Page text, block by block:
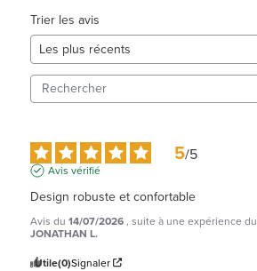
Trier les avis
5/5
Avis vérifié
Design robuste et confortable
Avis du 14/07/2026, suite à une expérience du
JONATHAN L.
Utile(0)Signaler